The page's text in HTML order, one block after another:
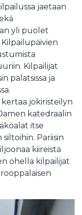
jaetaan
yli puolet
Kilpailijat
palatsissa ja
jokiristeilyn
katedraalin
itse
Pariisin
kiireistä
ohella kilpailijat